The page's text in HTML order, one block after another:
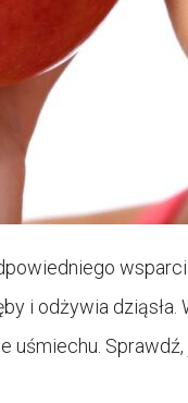
i odżywia dziąsła.
uśmiechu.